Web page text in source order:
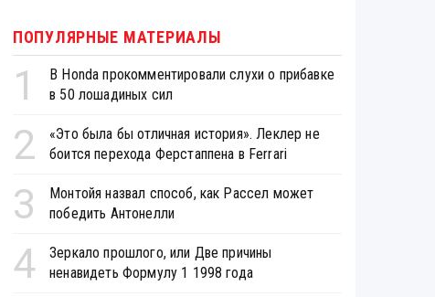
ПОПУЛЯРНЫЕ МАТЕРИАЛЫ
1
В Honda прокомментировали слухи о прибавке
в 50 лошадиных сил
2
«Это была бы отличная история». Леклер не
боится перехода Ферстаппена в Ferrari
3
Монтойя назвал способ, как Рассел может
победить Антонелли
4
Зеркало прошлого, или Две причины
ненавидеть Формулу 1 1998 года